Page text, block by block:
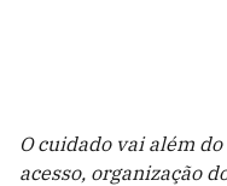
O cuidado vai além
acesso, organização